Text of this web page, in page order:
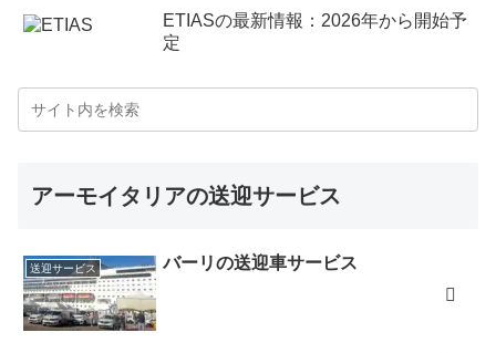
Vedova」、2023年6月10日）
この度はレストラン予約代行をしてくださり、ありがと
ができました。またアーモイタリアで堂さんがご紹介く
ださったお店にもたくさん足を運びました。今回の旅行
ドブックに載っているような店（日本人だらけのよう
さんが詳しく説明してくれていたので助かりました(^^)
堂さんの味覚と飲食、レストランへ対する感覚が似てい
たので余計に参考になりました。本当にありがとうござ
ETIASの最新情報：2026年から開始予
定
アーモイタリアの送迎サービス
送迎サービス バーリの送迎車サービス